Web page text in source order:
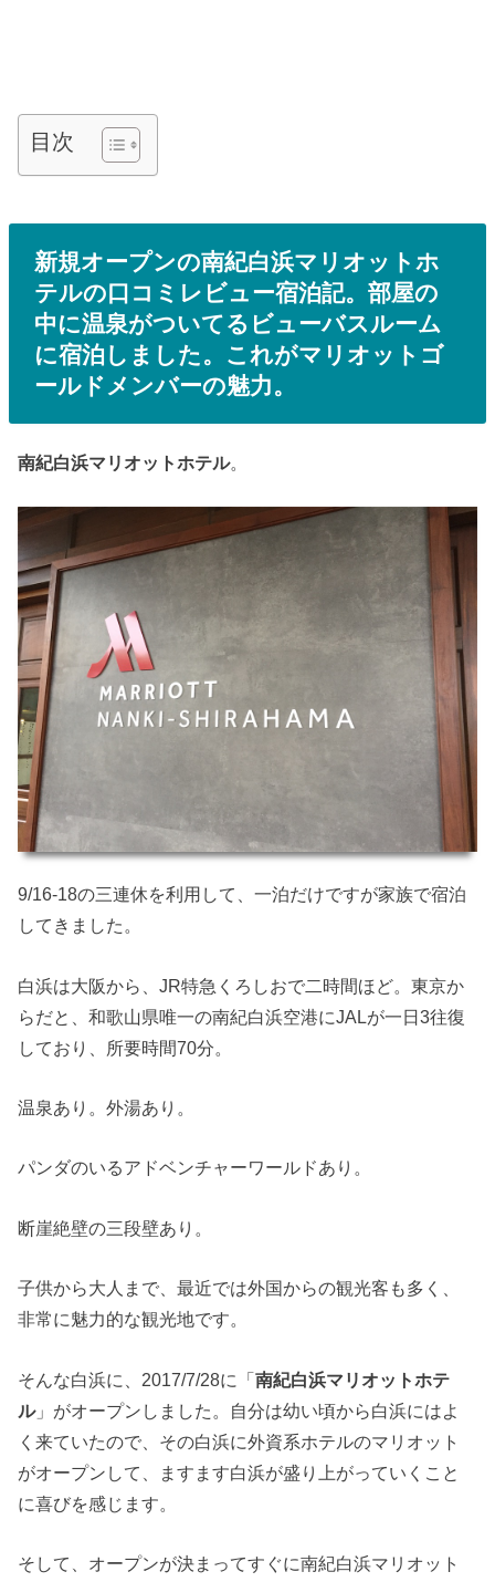
目次
新規オープンの南紀白浜マリオットホ
テルの口コミレビュー宿泊記。部屋の
中に温泉がついてるビューバスルーム
に宿泊しました。これがマリオットゴ
ールドメンバーの魅力。
南紀白浜マリオットホテル。
9/16-18の三連休を利用して、一泊だけですが家族で宿泊
してきました。
白浜は大阪から、JR特急くろしおで二時間ほど。東京か
らだと、和歌山県唯一の南紀白浜空港にJALが一日3往復
しており、所要時間70分。
温泉あり。外湯あり。
パンダのいるアドベンチャーワールドあり。
断崖絶壁の三段壁あり。
子供から大人まで、最近では外国からの観光客も多く、
非常に魅力的な観光地です。
そんな白浜に、2017/7/28に「南紀白浜マリオットホテ
ル」がオープンしました。自分は幼い頃から白浜にはよ
く来ていたので、その白浜に外資系ホテルのマリオット
がオープンして、ますます白浜が盛り上がっていくこと
に喜びを感じます。
そして、オープンが決まってすぐに南紀白浜マリオット